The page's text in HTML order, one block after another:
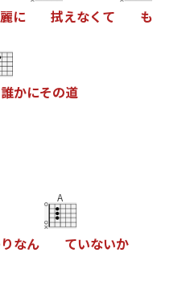
麗に 拭えなく て も
誰かにその道
りなん
A
ていないか